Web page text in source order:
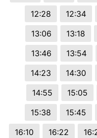
12:28
12:34
13:06
13:18
13:46
13:54
14:23
14:30
14:55
15:05
15:38
15:45
16:10
16:22